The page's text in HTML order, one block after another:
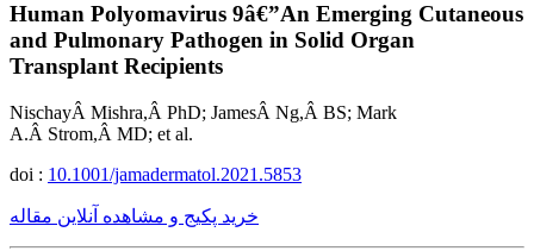
Human Polyomavirus 9â€”An Emerging Cutaneous
and Pulmonary Pathogen in Solid Organ
Transplant Recipients
NischayÂ Mishra,Â PhD; JamesÂ Ng,Â BS; Mark
A.Â Strom,Â MD; et al.
doi : 10.1001/jamadermatol.2021.5853
خرید پکیج و مشاهده آنلاین مقاله